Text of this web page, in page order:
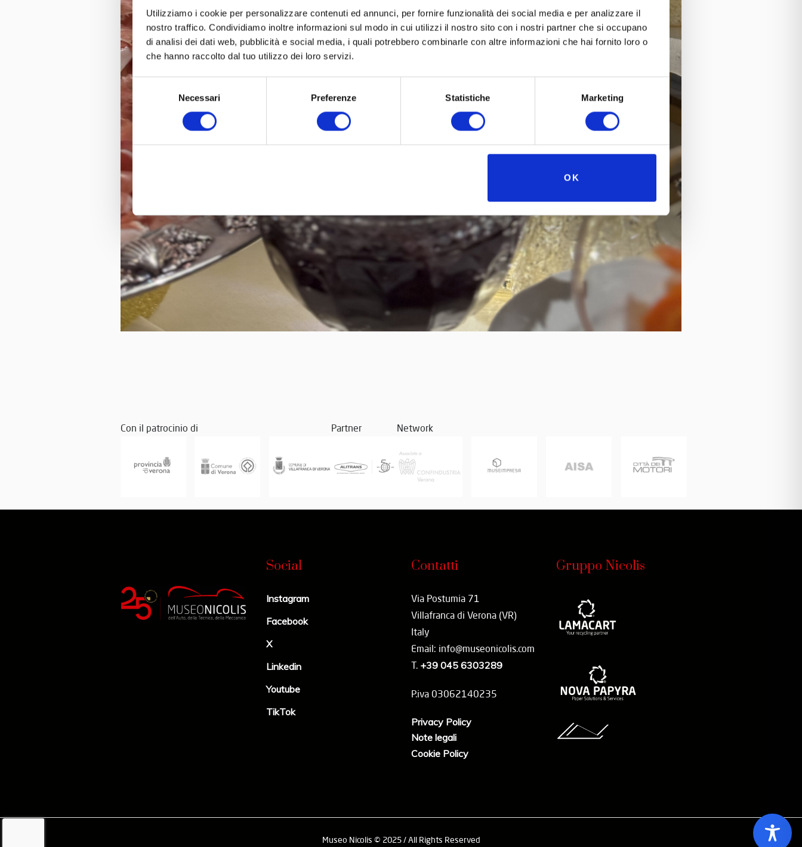
Utilizziamo i cookie per personalizzare contenuti ed annunci, per fornire funzionalità dei social media e per analizzare il
nostro traffico. Condividiamo inoltre informazioni sul modo in cui utilizzi il nostro sito con i nostri partner che si occupano
di analisi dei dati web, pubblicità e social media, i quali potrebbero combinarle con altre informazioni che hai fornito loro o
che hanno raccolto dal tuo utilizzo dei loro servizi.
consenso
Necessari Preferenze Statistiche Marketing
OK
Con il patrocinio di Partner Network
Social
Instagram
Facebook
X
Linkedin
Youtube
TikTok
Contatti
Via Postumia 71
Villafranca di Verona (VR)
Italy
Email: info@museonicolis.com
T. +39 045 6303289
P.iva 03062140235
Privacy Policy
Note legali
Cookie Policy
Gruppo Nicolis
Museo Nicolis © 2025 / All Rights Reserved